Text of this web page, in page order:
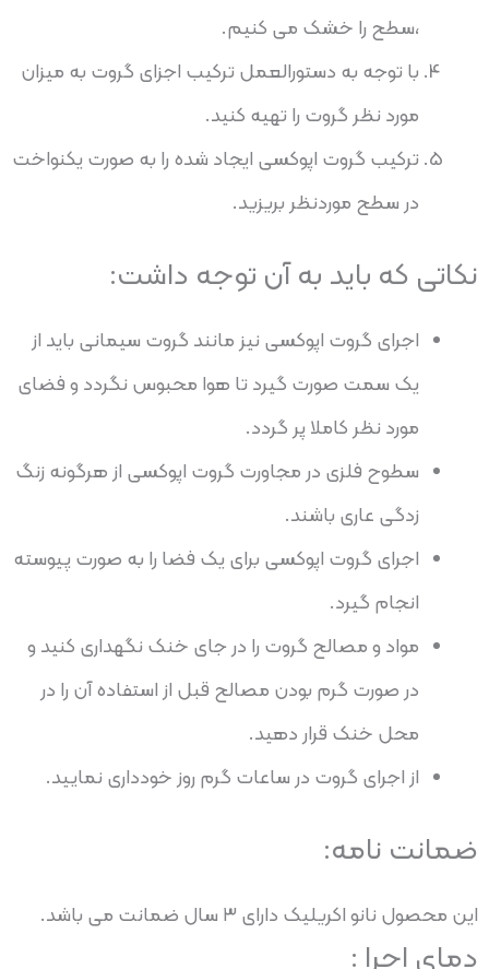
،سطح را خشک می کنیم.
با توجه به دستورالعمل ترکیب اجزای گروت به میزان
مورد نظر گروت را تهیه کنید.
ترکیب گروت اپوکسی ایجاد شده را به صورت یکنواخت
در سطح موردنظر بریزید.
نکاتی که باید به آن توجه داشت:
اجرای گروت اپوکسی نیز مانند گروت سیمانی باید از
یک سمت صورت گیرد تا هوا محبوس نگردد و فضای
مورد نظر کاملا پر گردد.
سطوح فلزی در مجاورت گروت اپوکسی از هرگونه زنگ
زدگی عاری باشند.
اجرای گروت اپوکسی برای یک فضا را به صورت پیوسته
انجام گیرد.
مواد و مصالح گروت را در جای خنک نگهداری کنید و
در صورت گرم بودن مصالح قبل از استفاده آن را در
محل خنک قرار دهید.
از اجرای گروت در ساعات گرم روز خودداری نمایید.
ضمانت نامه:
این محصول نانو اکریلیک دارای ۳ سال ضمانت می باشد.
دمای اجرا :